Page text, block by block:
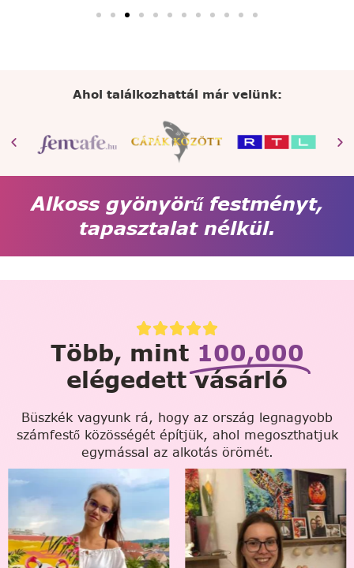
Ahol találkozhattál már velünk:
Alkoss gyönyörű festményt,
tapasztalat nélkül.
Több, mint 100,000
elégedett vásárló
Büszkék vagyunk rá, hogy az ország legnagyobb
számfestő közösségét építjük, ahol megoszthatjuk
egymással az alkotás örömét.